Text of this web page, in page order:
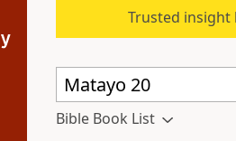
Trusted insight
Bible Book List